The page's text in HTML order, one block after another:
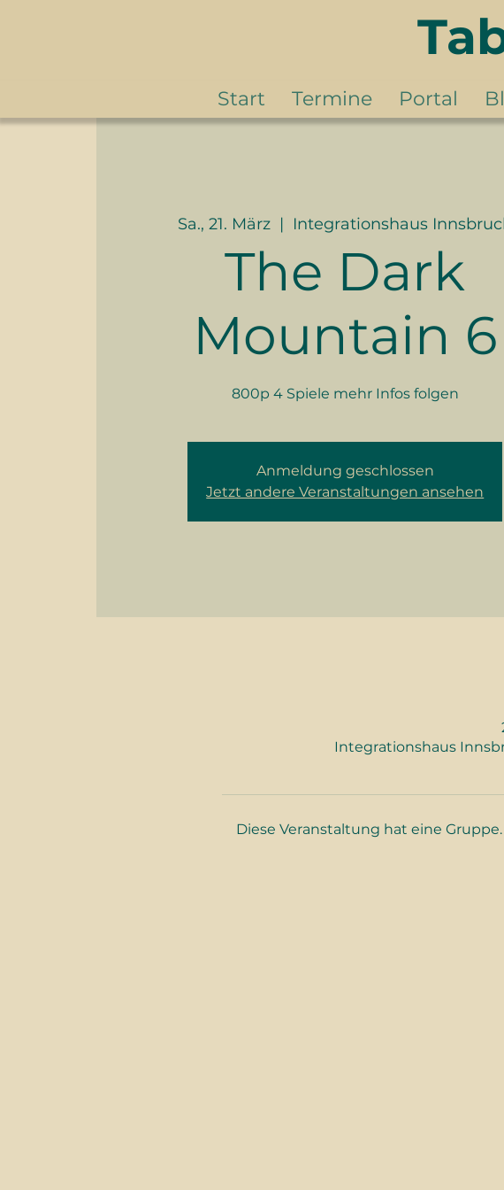
Start Termine Portal
Sa., 21. März
  |
Integrationshaus
The Dark
Mountain 6
800p 4 Spiele mehr Infos folgen
Anmeldung geschlossen
Jetzt andere Veranstaltungen ansehen
Integrationshaus
Diese Veranstaltung hat eine